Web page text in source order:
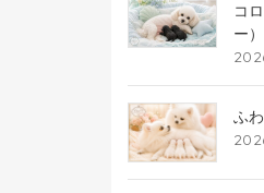
コ
ー）
ふ